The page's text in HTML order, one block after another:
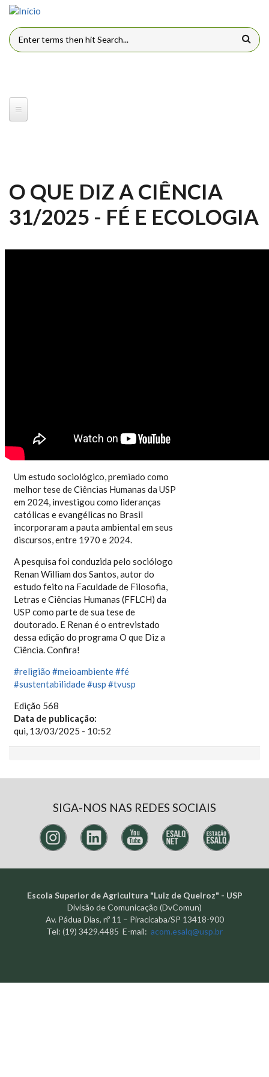
Pular para o conteúdo principal
FORMULÁRIO DE BUSCA
O QUE DIZ A CIÊNCIA
31/2025 - FÉ E ECOLOGIA
Um estudo sociológico, premiado como
melhor tese de Ciências Humanas da USP
em 2024, investigou como lideranças
católicas e evangélicas no Brasil
incorporaram a pauta ambiental em seus
discursos, entre 1970 e 2024.
A pesquisa foi conduzida pelo sociólogo
Renan William dos Santos, autor do
estudo feito na Faculdade de Filosofia,
Letras e Ciências Humanas (FFLCH) da
USP como parte de sua tese de
doutorado. E Renan é o entrevistado
dessa edição do programa O que Diz a
Ciência. Confira!
#religião #meioambiente#fé
#sustentabilidade#usp #tvusp
Edição 568
Data de publicação:
qui, 13/03/2025 - 10:52
SIGA-NOS NAS REDES SOCIAIS
Escola Superior de Agricultura "Luiz de Queiroz" - USP
Divisão de Comunicação (DvComun)
Av. Pádua Dias, nº 11 – Piracicaba/SP 13418-900
Tel: (19) 3429.4485 E-mail: acom.esalq@usp.br